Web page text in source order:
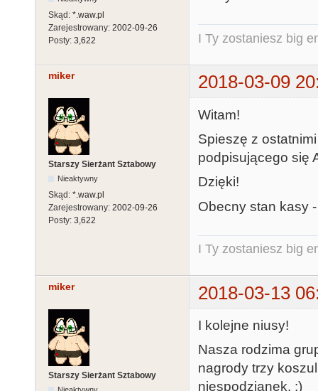
Skąd: *.waw.pl
Zarejestrowany: 2002-09-26
Posty: 3,622 I Ty zostaniesz big
miker 2018-03-09
Starszy Sierżant Sztabowy
Nieaktywny
Skąd: *.waw.pl
Zarejestrowany: 2002-09-26
Posty: 3,622
Witam!
Spieszę z
podpisującego się
Dzięki!
Obecny stan kasy
I Ty zostaniesz big
miker 2018-03-13
Starszy Sierżant Sztabowy
I kolejne niusy!
Nasza rodzima
nagrody trzy
niespodzianek. :)